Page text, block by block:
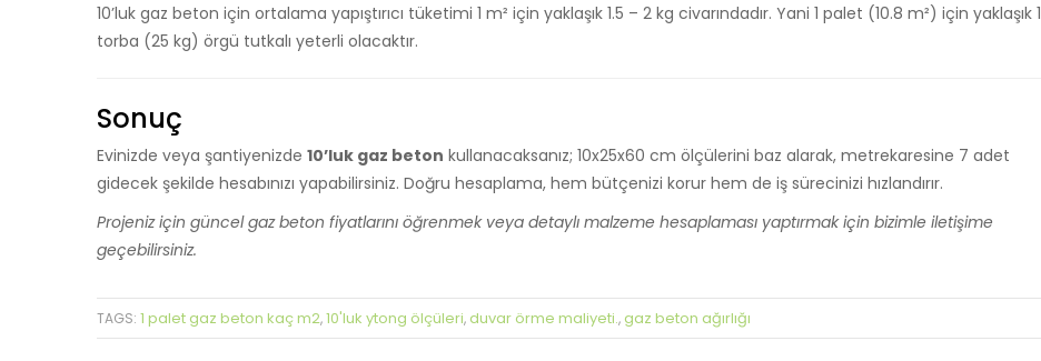
10’luk gaz beton için ortalama yapıştırıcı tüketimi 1 m² için yaklaşık 1.5 – 2 kg civarındadır. Yani 1 palet (10.8 m²) için yaklaşık 1
torba (25 kg) örgü tutkalı yeterli olacaktır.
Sonuç
Evinizde veya şantiyenizde 10’luk gaz beton kullanacaksanız; 10x25x60 cm ölçülerini baz alarak, metrekaresine 7 adet
gidecek şekilde hesabınızı yapabilirsiniz. Doğru hesaplama, hem bütçenizi korur hem de iş sürecinizi hızlandırır.
Projeniz için güncel gaz beton fiyatlarını öğrenmek veya detaylı malzeme hesaplaması yaptırmak için bizimle iletişime
geçebilirsiniz.
TAGS: 1 palet gaz beton kaç m2,10'luk ytong ölçüleri, duvar örme maliyeti., gaz beton ağırlığı